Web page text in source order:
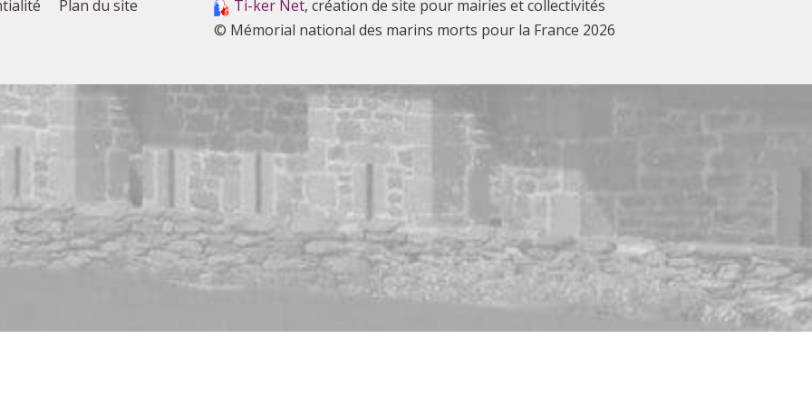
Plan du site Ti-ker Net, création de site pour mairies et collectivités
© Mémorial national des marins morts pour la France 2026